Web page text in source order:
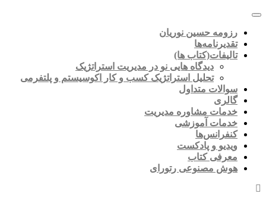
رزومه حسین نوریان
تقدیرنامه‌ها
تالیفات(کتاب ها)
دیدگاه هایی نو در مدیریت استراتژیک
تحلیل استراتژیک کسب و کار اکوسیستم و پلتفرمی
سوالات متداول
گالری
خدمات مشاوره مدیریت
خدمات آموزشی
کنفرانس‌ها
ویدیو و پادکست
معرفی کتاب
هوش مصنوعی رتورای